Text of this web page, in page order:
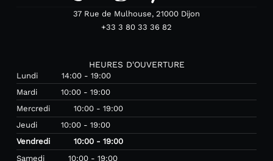
37 Rue de Mulhouse, 21000 Dijon
+33 3 80 33 36 82
HEURES D'OUVERTURE
Lundi
14:00 - 19:00
Mardi
10:00 - 19:00
Mercredi
10:00 - 19:00
Jeudi
10:00 - 19:00
Vendredi
10:00 - 19:00
Samedi
10:00 - 19:00